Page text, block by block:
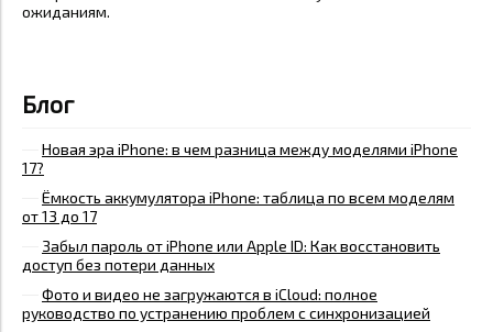
ожиданиям.
Блог
Новая эра iPhone: в чем разница между моделями iPhone
17?
Ёмкость аккумулятора iPhone: таблица по всем моделям
от 13 до 17
Забыл пароль от iPhone или Apple ID: Как восстановить
доступ без потери данных
Фото и видео не загружаются в iCloud: полное
руководство по устранению проблем с синхронизацией